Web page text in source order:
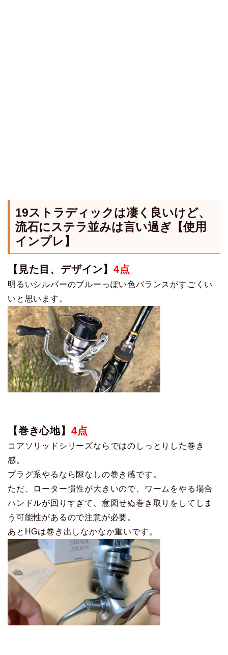
19ストラディックは凄く良いけど、
流石にステラ並みは言い過ぎ【使用
インプレ】
【見た目、デザイン】 4点
明るいシルバーのブルーっぽい色バランスがすごくい
いと思います。
【巻き心地】 4点
コアソリッドシリーズならではのしっとりした巻き
感。
プラグ系やるなら隙なしの巻き感です。
ただ、ローター慣性が大きいので、ワームをやる場合
ハンドルが回りすぎて、意図せぬ巻き取りをしてしま
う可能性があるので注意が必要。
あとHGは巻き出しなかなか重いです。